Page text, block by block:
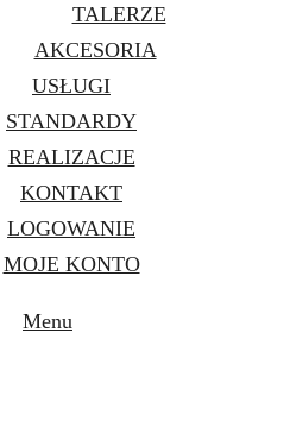
TALERZE
AKCESORIA
USŁUGI
STANDARDY
REALIZACJE
KONTAKT
LOGOWANIE
MOJE KONTO
Menu